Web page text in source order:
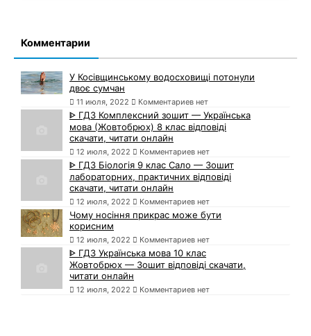
Комментарии
У Косівщинському водосховищі потонули
двоє сумчан
11 июля, 2022 Комментариев нет
ᐈ ГДЗ Комплексний зошит — Українська
мова (Жовтобрюх) 8 клас відповіді
скачати, читати онлайн
12 июля, 2022 Комментариев нет
ᐈ ГДЗ Біологія 9 клас Сало — Зошит
лабораторних, практичних відповіді
скачати, читати онлайн
12 июля, 2022 Комментариев нет
Чому носіння прикрас може бути
корисним
12 июля, 2022 Комментариев нет
ᐈ ГДЗ Українська мова 10 клас
Жовтобрюх — Зошит відповіді скачати,
читати онлайн
12 июля, 2022 Комментариев нет